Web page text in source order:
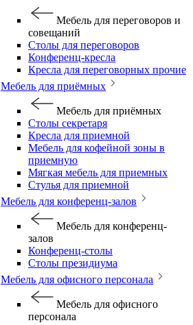
Мебель для переговоров и
совещаний
Столы для переговоров
Конференц-кресла
Кресла для переговорных прочие
Мебель для приёмных
Мебель для приёмных
Столы секретаря
Кресла для приемной
Мебель для кофейной зоны в
приемную
Мягкая мебель для приемных
Стулья для приемной
Мебель для конференц-залов
Мебель для конференц-
залов
Конференц-столы
Столы президиума
Мебель для офисного персонала
Мебель для офисного
персонала